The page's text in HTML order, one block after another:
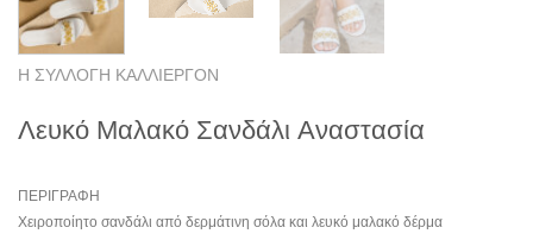
Η ΣΥΛΛΟΓΗ ΚΑΛΛΙΕΡΓΟΝ
Λευκό Μαλακό Σανδάλι Aναστασία
ΠΕΡΙΓΡΑΦΗ
Χειροποίητο σανδάλι από δερμάτινη σόλα και λευκό μαλακό δέρμα